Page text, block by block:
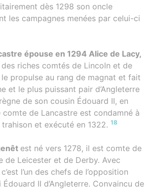
dès 1298 son oncle
les campagnes menées par celui-ci
épouse en 1294 Alice de Lacy,
des riches comtés de Lincoln et de
propulse au rang de magnat et fait
et le plus puissant pair d’Angleterre
de son cousin Édouard II, en
comte de Lancastre est condamné à
et exécuté en 1322. 18
est né vers 1278, il est comte de
de Leicester et de Derby. Avec
l’un des chefs de l’opposition
II d’Angleterre. Convaincu de